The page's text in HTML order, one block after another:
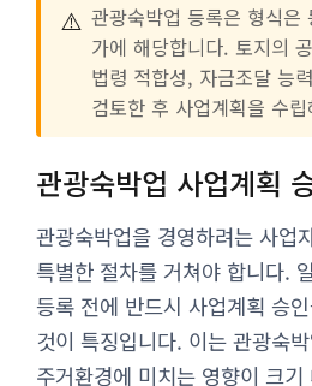
⚠️ 관광숙박업 등록은 형식은
가에 해당합니다. 토지의
법령 적합성, 자금조달 능
검토한 후 사업계획을 수
관광숙박업 사업계획
관광숙박업을 경영하려는 사업
특별한 절차를 거쳐야 합니다.
등록 전에 반드시 사업계획 승
것이 특징입니다. 이는 관광숙
주거환경에 미치는 영향이 크